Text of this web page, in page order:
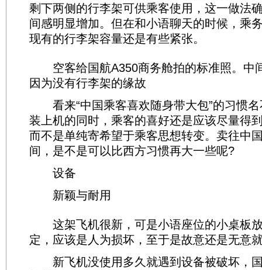
剩下两侧的行李架可供乘客使用，这一做法
间感明显增加。但在和小语聊天的时候，乘
现有的行李架容量还是有些紧张。
空客给国航A350商务舱拍的标准照。中
因为没有行李架的缘故
看来“中国乘客喜欢随身带大包”的习惯名
装上机的同时，乘客的喜好还是应该尽量得
而不是单纯寄希望于乘客思想转变。卖往中
间，是不是可以比西方习惯再大一些呢?
设备
新颖与耐用
这架飞机很新，可是小语座位的小桌板
定，应该是人为损坏，至于是故意还是无意
新飞机没使用多久就遇到设备被破坏，